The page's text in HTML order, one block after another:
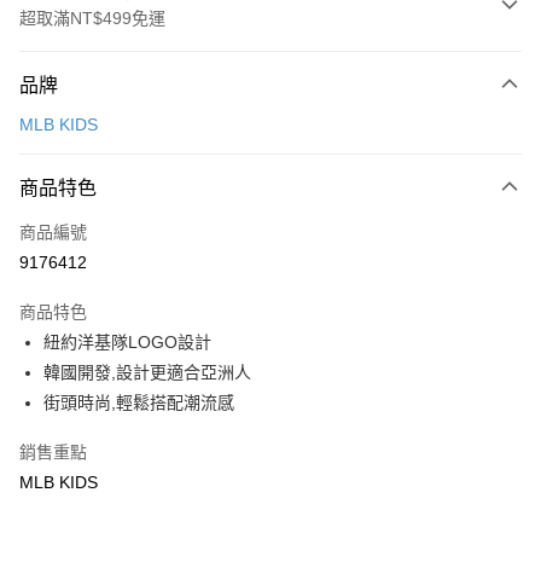
超取滿NT$499免運
信用卡一次付款
LINE Pay
Apple Pay
悠遊付
運送方式
每筆NT$60，滿NT$499(含以上)免運費
品牌
MLB KIDS
商品特色
商品編號
9176412
商品特色
紐約洋基隊LOGO設計
韓國開發,設計更適合亞洲人
街頭時尚,輕鬆搭配潮流感
銷售重點
MLB KIDS